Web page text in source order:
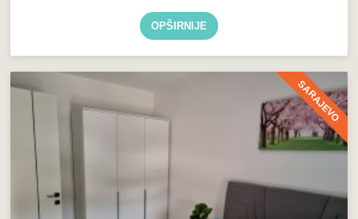
OPŠIRNIJE
SARAJEVO